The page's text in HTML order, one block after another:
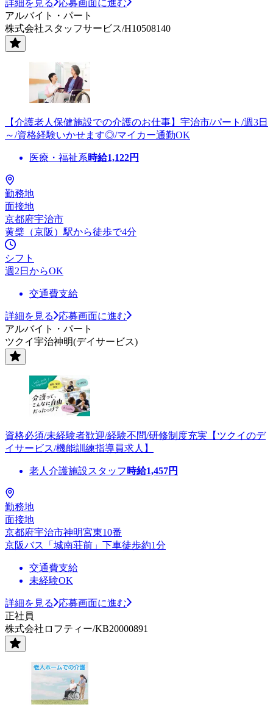
詳細を見る
応募画面に進む
アルバイト・パート
株式会社スタッフサービス/H10508140
【介護老人保健施設での介護のお仕事】宇治市/パート/週3日
～/資格経験いかせます◎/マイカー通勤OK
医療・福祉系時給1,122円
勤務地
面接地
京都府宇治市
黄檗（京阪）駅から徒歩で4分
シフト
週2日からOK
交通費支給
詳細を見る
応募画面に進む
アルバイト・パート
ツクイ宇治神明(デイサービス)
資格必須/未経験者歓迎/経験不問/研修制度充実【ツクイのデ
イサービス/機能訓練指導員求人】
老人介護施設スタッフ 時給1,457円
勤務地
面接地
京都府宇治市神明宮東10番
京阪バス「城南荘前」下車徒歩約1分
交通費支給
未経験OK
詳細を見る
応募画面に進む
正社員
株式会社ロフティー/KB20000891